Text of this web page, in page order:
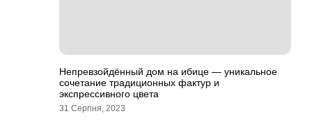
Непревзойдённый дом на ибице — уникальное
сочетание традиционных фактур и
экспрессивного цвета
31 Серпня, 2023